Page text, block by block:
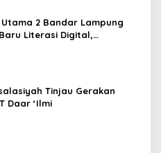
Utama 2 Bandar Lampung
Literasi Digital,
Etika Bermedia Sosial
Tinjau Gerakan
Daar ‘Ilmi